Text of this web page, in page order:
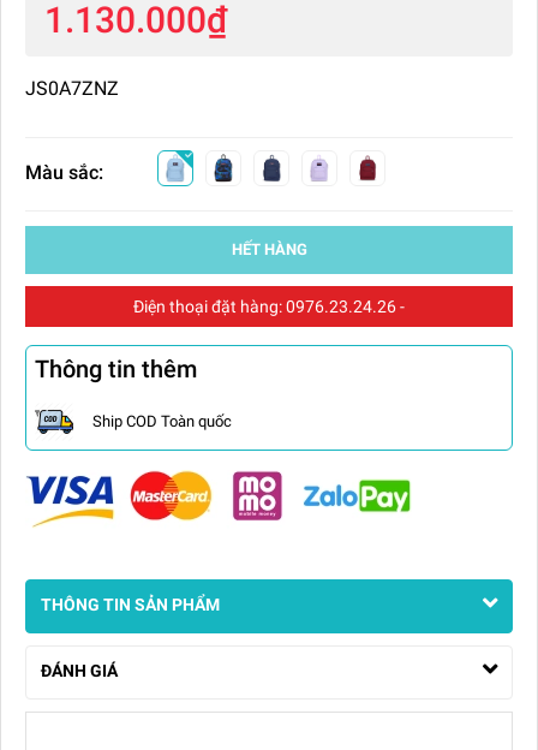
1.130.000₫
JS0A7ZNZ
Màu sắc:
HẾT HÀNG
Điện thoại đặt hàng:0976.23.24.26-
Thông tin thêm
Ship COD Toàn quốc
THÔNG TIN SẢN PHẨM
ĐÁNH GIÁ